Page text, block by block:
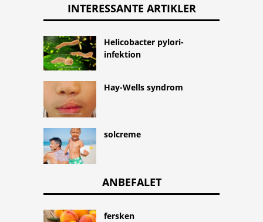
INTERESSANTE ARTIKLER
Helicobacter pylori-
infektion
Hay-Wells syndrom
solcreme
ANBEFALET
fersken